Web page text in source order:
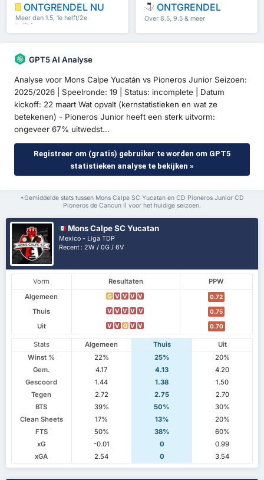
ONTGRENDEL NU
Meer dan 1.5, 1e helft/2e
helft & meer
ONTGRENDEL
Over 8.5, 9.5 & meer
GPT5 AI Analyse
Analyse voor Mons Calpe Yucatán vs Pioneros Junior Seizoen:
2025/2026 | Speelronde: 19 | Status: incomplete | Datum
kickoff: 22 maart Wat opvalt (kernstatistieken en wat ze
betekenen) - Pioneros Junior heeft een sterk uitvorm:
ongeveer 67% uitwedst...
Registreer om (gratis) gebruiker te worden om GPT5
statistieken analyse te bekijken »
*Gemiddelde stats tussen Mons Calpe SC Yucatan en CD Pioneros Junior CD
Pioneros de Cancun II voor het huidige seizoen.
Mons Calpe SC Yucatan
Mexico - Liga TDP
Recent : 2W / 0G / 6V
Vorm Resultaten
PPW
Algemeen
G V V V V 0.72
Thuis V V V V V 0.75
Uit V V G V V 0.70
Stats Algemeen Thuis
Uit
Winst %
22% 25%
20%
Gem.
4.17 4.13
4.20
Gescoord
1.44 1.38
1.50
Tegen
2.72 2.75
2.70
BTS
39% 50%
30%
Clean Sheets
17% 13%
20%
FTS
50% 38%
60%
xG
-0.01 0
0.99
xGA
2.54 0 3.54